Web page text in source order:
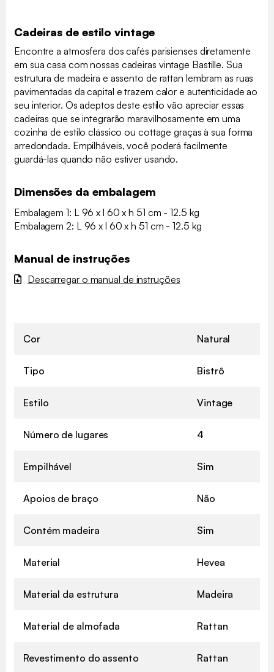
Cadeiras de estilo vintage
Encontre a atmosfera dos cafés parisienses diretamente
em sua casa com nossas cadeiras vintage Bastille. Sua
estrutura de madeira e assento de rattan lembram as ruas
pavimentadas da capital e trazem calor e autenticidade ao
seu interior. Os adeptos deste estilo vão apreciar essas
cadeiras que se integrarão maravilhosamente em uma
cozinha de estilo clássico ou cottage graças à sua forma
arredondada. Empilháveis, você poderá facilmente
guardá-las quando não estiver usando.
Dimensões da embalagem
Embalagem 1: L 96 x l 60 x h 51 cm - 12.5 kg
Embalagem 2: L 96 x l 60 x h 51 cm - 12.5 kg
Manual de instruções
Descarregar o manual de instruções
Cor Natural
Tipo Bistrô
Estilo Vintage
Número de lugares 4
Empilhável Sim
Apoios de braço Não
Contém madeira Sim
Material Hevea
Material da estrutura Madeira
Material de almofada Rattan
Revestimento do assento Rattan